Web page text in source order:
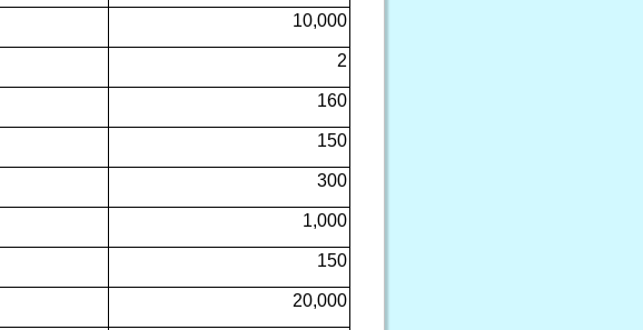
10,000
2
160
150
300
1,000
150
20,000